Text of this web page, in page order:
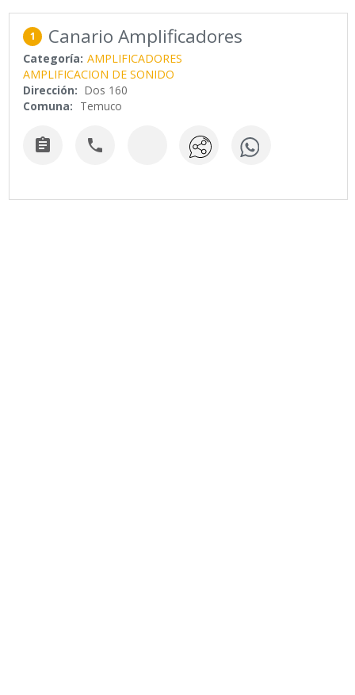
1 Canario Amplificadores
Categoría: AMPLIFICADORES
AMPLIFICACION DE SONIDO
Dirección: Dos 160
Comuna: Temuco
 